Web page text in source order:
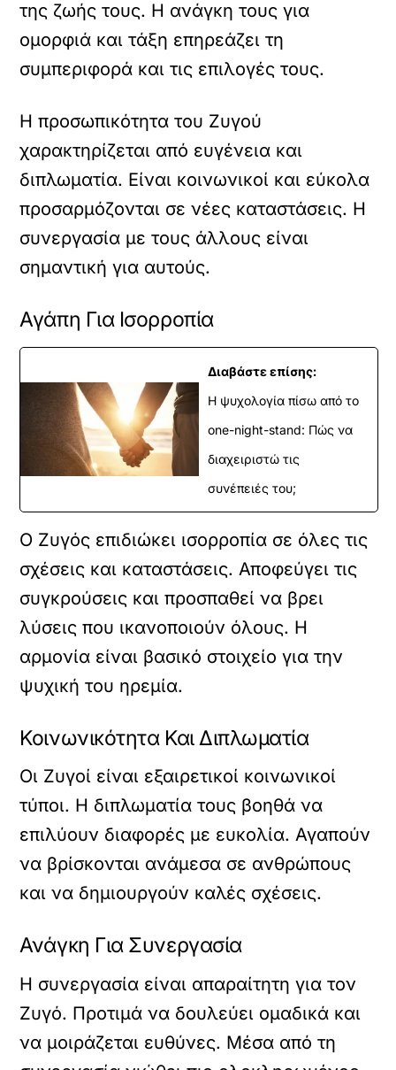
της ζωής τους. Η ανάγκη τους για
ομορφιά και τάξη επηρεάζει τη
συμπεριφορά και τις επιλογές τους.
Η προσωπικότητα του Ζυγού
χαρακτηρίζεται από ευγένεια και
διπλωματία. Είναι κοινωνικοί και εύκολα
προσαρμόζονται σε νέες καταστάσεις. Η
συνεργασία με τους άλλους είναι
σημαντική για αυτούς.
Αγάπη Για Ισορροπία
Διαβάστε επίσης:
Η ψυχολογία πίσω από το
one-night-stand: Πώς να
διαχειριστώ τις
συνέπειές του;
Ο Ζυγός επιδιώκει ισορροπία σε όλες τις
σχέσεις και καταστάσεις. Αποφεύγει τις
συγκρούσεις και προσπαθεί να βρει
λύσεις που ικανοποιούν όλους. Η
αρμονία είναι βασικό στοιχείο για την
ψυχική του ηρεμία.
Κοινωνικότητα Και Διπλωματία
Οι Ζυγοί είναι εξαιρετικοί κοινωνικοί
τύποι. Η διπλωματία τους βοηθά να
επιλύουν διαφορές με ευκολία. Αγαπούν
να βρίσκονται ανάμεσα σε ανθρώπους
και να δημιουργούν καλές σχέσεις.
Ανάγκη Για Συνεργασία
Η συνεργασία είναι απαραίτητη για τον
Ζυγό. Προτιμά να δουλεύει ομαδικά και
να μοιράζεται ευθύνες. Μέσα από τη